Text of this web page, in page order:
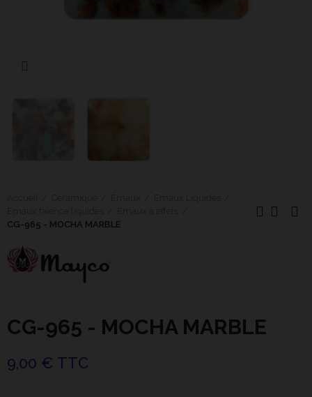
CG-965 - MOCHA MARBLE
CG-965 - MOCHA MARBLE
9,00 € TTC